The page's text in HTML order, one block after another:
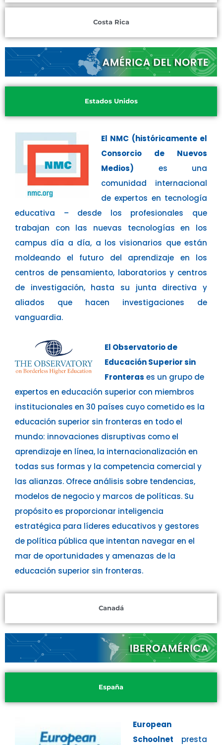
Costa Rica
Estados Unidos
Canadá
El NMC (históricamente el
Consorcio de Nuevos
Medios) es una
comunidad internacional
de expertos en tecnología
educativa – desde los profesionales que
trabajan con las nuevas tecnologías en los
campus día a día, a los visionarios que están
moldeando el futuro del aprendizaje en los
centros de pensamiento, laboratorios y centros
de investigación, hasta su junta directiva y
aliados que hacen investigaciones de
vanguardia.
El Observatorio de
Educación Superior sin
Fronteras es un grupo de
expertos en educación superior con miembros
institucionales en 30 países cuyo cometido es la
educación superior sin fronteras en todo el
mundo: innovaciones disruptivas como el
aprendizaje en línea, la internacionalización en
todas sus formas y la competencia comercial y
las alianzas. Ofrece análisis sobre tendencias,
modelos de negocio y marcos de políticas. Su
propósito es proporcionar inteligencia
estratégica para líderes educativos y gestores
de política pública que intentan navegar en el
mar de oportunidades y amenazas de la
educación superior sin fronteras.
España
European
Schoolnet presta